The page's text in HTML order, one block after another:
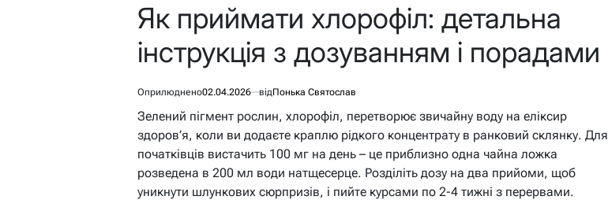
Як приймати хлорофіл: детальна
інструкція з дозуванням і порадами
Оприлюднено02.04.2026 відПонька Святослав
Зелений пігмент рослин, хлорофіл, перетворює звичайну воду на еліксир
здоров’я, коли ви додаєте краплю рідкого концентрату в ранковий склянку. Для
початківців вистачить 100 мг на день – це приблизно одна чайна ложка
розведена в 200 мл води натщесерце. Розділіть дозу на два прийоми, щоб
уникнути шлункових сюрпризів, і пийте курсами по 2-4 тижні з перервами.